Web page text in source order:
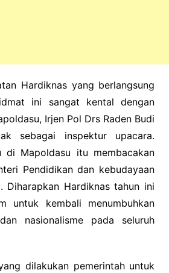
Hardiknas yang berlangsung
ini sangat kental dengan
Irjen Pol Drs Raden Budi
sebagai inspektur upacara.
di Mapoldasu itu membacakan
Pendidikan dan kebudayaan
Diharapkan Hardiknas tahun ini
untuk kembali menumbuhkan
nasionalisme pada seluruh
dilakukan pemerintah untuk